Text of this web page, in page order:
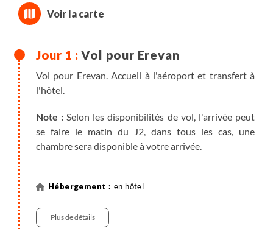
Vol pour Erevan
Vol pour Erevan. Accueil à l'aéroport et transfert à
l'hôtel.
Note : Selon les disponibilités de vol, l'arrivée peut
se faire le matin du J2, dans tous les cas, une
chambre sera disponible à votre arrivée.
en hôtel
Plus de détails